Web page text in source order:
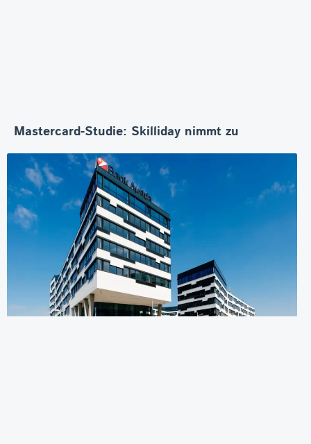
Mastercard-Studie: Skilliday nimmt zu